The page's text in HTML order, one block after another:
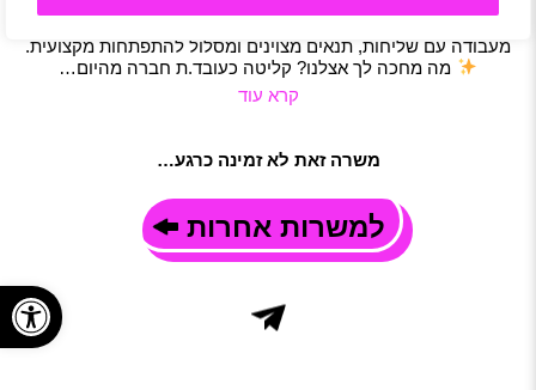
מעבודה עם שליחות, תנאים מצוינים ומסלול להתפתחות מקצועית.
מה מחכה לך אצלנו? קליטה כעובד.ת חברה מהיום…
קרא עוד
משרה זאת לא זמינה כרגע…
למשרות אחרות